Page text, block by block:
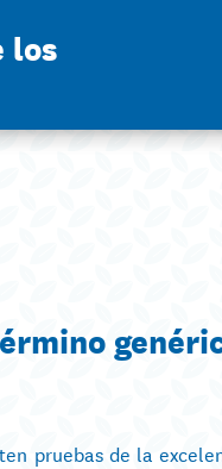
los
pruebas de la